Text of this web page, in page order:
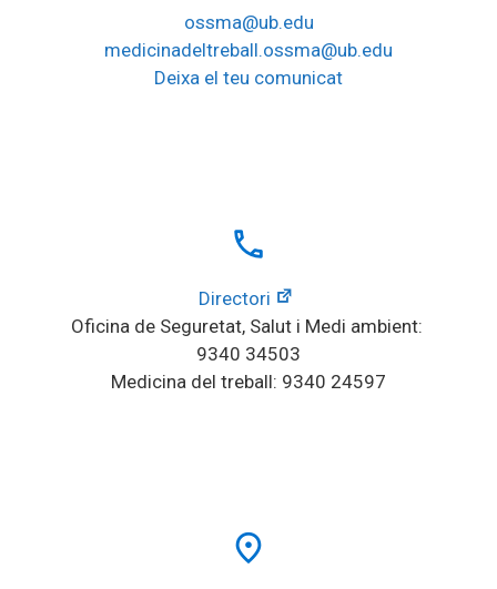
ossma@ub.edu
medicinadeltreball.ossma@ub.edu
Deixa el teu comunicat
local_phone
Directori
Oficina de Seguretat, Salut i Medi ambient:
9340 34503
Medicina del treball: 9340 24597
place